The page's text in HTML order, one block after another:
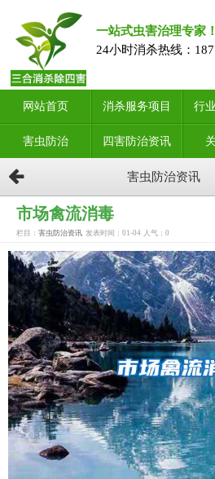
一站式虫害治理专家！
24小时消杀热线：
网站首页 消杀服务项目 行
害虫防治 四害防治资讯
害虫防治资讯
市场禽流消毒
栏目： 害虫防治资讯 发表时间：01-04 人气： 0